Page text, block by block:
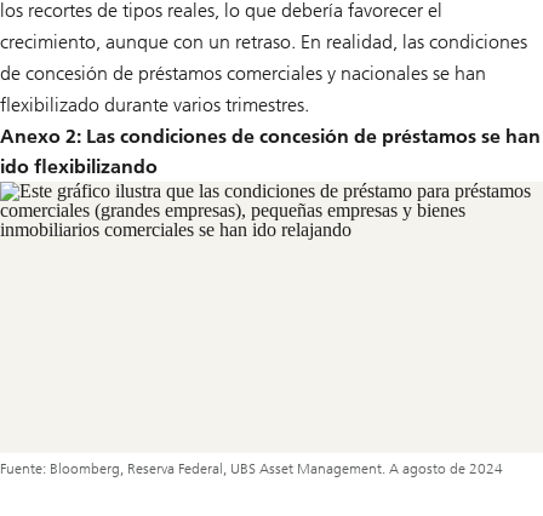
los recortes de tipos reales, lo que debería favorecer el
crecimiento, aunque con un retraso. En realidad, las condiciones
de concesión de préstamos comerciales y nacionales se han
flexibilizado durante varios trimestres.
Anexo 2: Las condiciones de concesión de préstamos se han
ido flexibilizando
Fuente: Bloomberg, Reserva Federal, UBS Asset Management. A agosto de 2024